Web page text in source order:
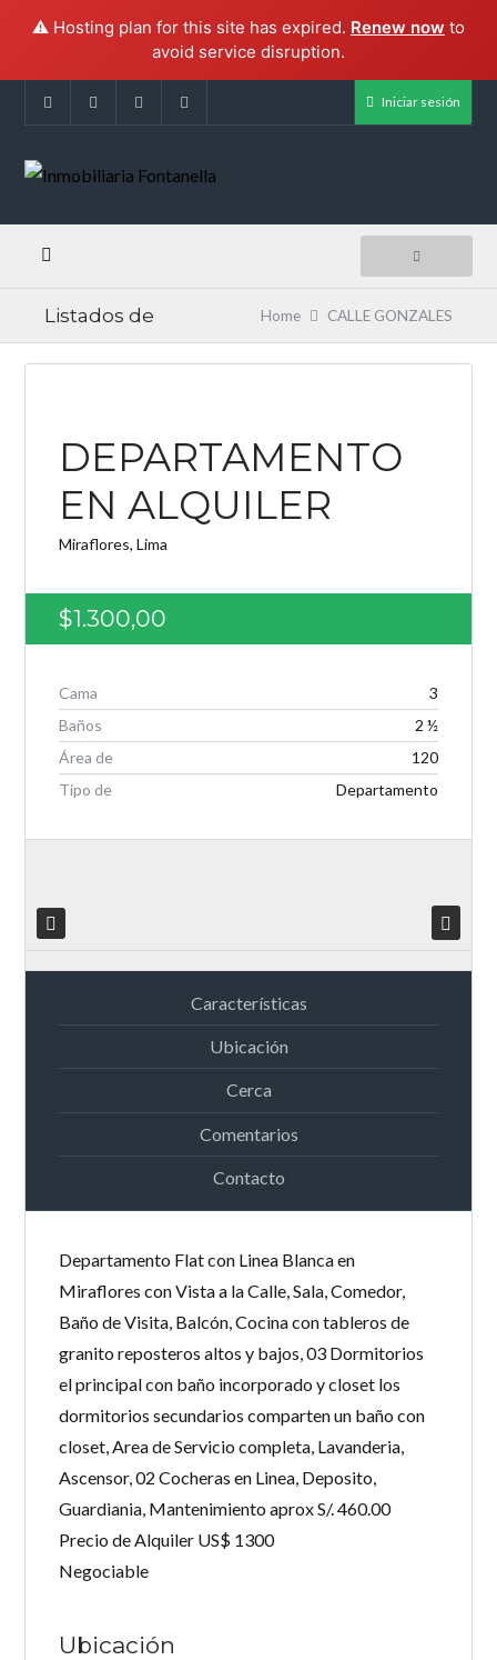
⚠️ Hosting plan for this site has expired. Renew now to
avoid service disruption.
Log in
INICIAR SESIÓN
Lost your password?
Iniciar sesión
Listados de Home CALLE GONZALES
DEPARTAMENTO
EN ALQUILER
Miraflores, Lima
$1.300,00
Cama
3
Baños
2 ½
Área de
120
Tipo de
Departamento
Características
Ubicación
Cerca
Comentarios
Contacto
Departamento Flat con Linea Blanca en
Miraflores con Vista a la Calle, Sala, Comedor,
Baño de Visita, Balcón, Cocina con tableros de
granito reposteros altos y bajos, 03 Dormitorios
el principal con baño incorporado y closet los
dormitorios secundarios comparten un baño con
closet, Area de Servicio completa, Lavanderia,
Ascensor, 02 Cocheras en Linea, Deposito,
Guardiania, Mantenimiento aprox S/. 460.00
Precio de Alquiler US$ 1300
Negociable
Ubicación